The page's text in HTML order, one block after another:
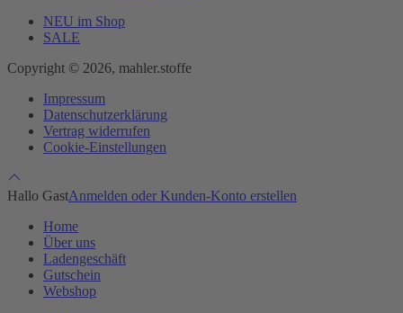
NEU im Shop
SALE
Copyright © 2026, mahler.stoffe
Impressum
Datenschutzerklärung
Vertrag widerrufen
Cookie-Einstellungen
Hallo GastAnmelden oder Kunden-Konto erstellen
Home
Über uns
Ladengeschäft
Gutschein
Webshop